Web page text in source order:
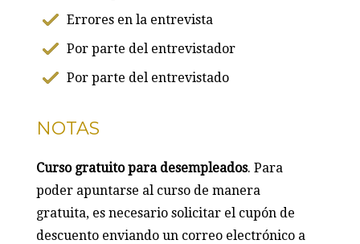
Errores en la entrevista
Por parte del entrevistador
Por parte del entrevistado
NOTAS
Curso gratuito para desempleados. Para
poder apuntarse al curso de manera
gratuita, es necesario solicitar el cupón de
descuento enviando un correo electrónico a